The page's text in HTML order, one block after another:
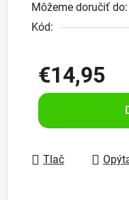
Môžeme doručiť do:
Kód:
€14,95
Jednotková cena:
Tlač